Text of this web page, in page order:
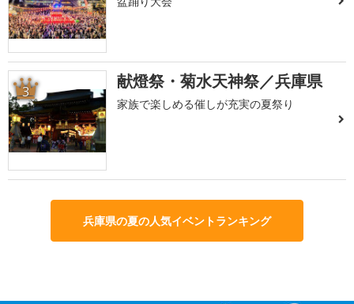
3 献燈祭・菊水天神祭／兵庫県
家族で楽しめる催しが充実の夏祭り
兵庫県の夏の人気イベントランキング